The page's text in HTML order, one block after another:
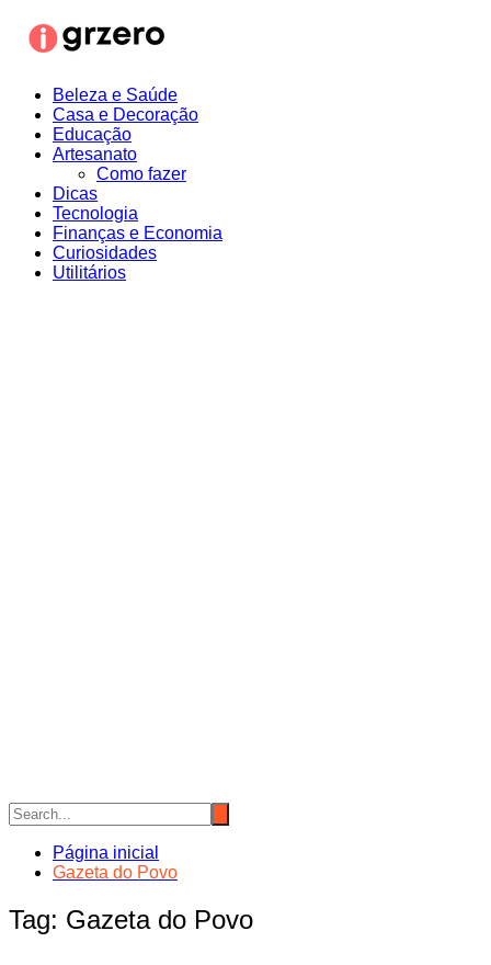
para
Beleza e Saúde
Casa e Decoração
Educação
Artesanato
Como fazer
Dicas
Tecnologia
Finanças e Economia
Curiosidades
Utilitários
Página inicial
Gazeta do Povo
Tag: Gazeta do Povo